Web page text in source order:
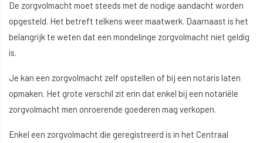
De zorgvolmacht moet steeds met de nodige aandacht worden
opgesteld. Het betreft telkens weer maatwerk. Daarnaast is het
belangrijk te weten dat een mondelinge zorgvolmacht niet geldig
is.
Je kan een zorgvolmacht zelf opstellen of bij een notaris laten
opmaken. Het grote verschil zit erin dat enkel bij een notariële
zorgvolmacht men onroerende goederen mag verkopen.
Enkel een zorgvolmacht die geregistreerd is in het Centraal